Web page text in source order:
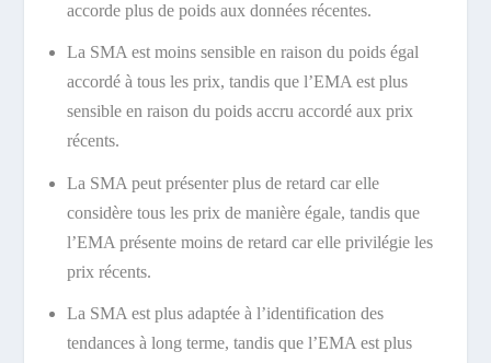
accorde plus de poids aux données récentes.
La SMA est moins sensible en raison du poids égal
accordé à tous les prix, tandis que l’EMA est plus
sensible en raison du poids accru accordé aux prix
récents.
La SMA peut présenter plus de retard car elle
considère tous les prix de manière égale, tandis que
l’EMA présente moins de retard car elle privilégie les
prix récents.
La SMA est plus adaptée à l’identification des
tendances à long terme, tandis que l’EMA est plus